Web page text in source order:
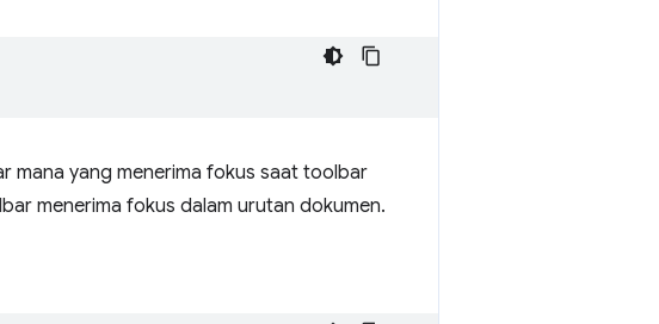
mana yang menerima fokus saat toolbar
menerima fokus dalam urutan dokumen.